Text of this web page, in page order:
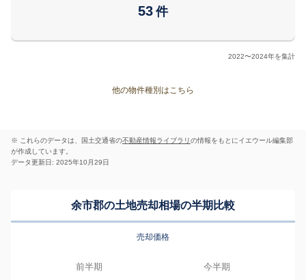
53 件
2022〜2024年を集計
他の物件種別はこちら
※ これらのデータは、国土交通省の不動産情報ライブラリの情報をもとにイエウール編集部
が作成しています。
データ更新日: 2025年10月29日
余市郡の土地売却相場の半期比較
売却価格
前半期 今半期